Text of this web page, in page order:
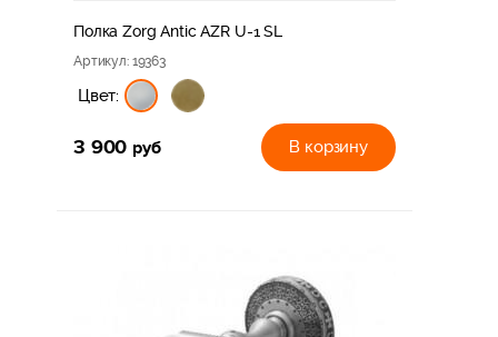
Полка Zorg Antic AZR U-1 SL
Артикул: 19363
Цвет:
3 900 руб В корзину